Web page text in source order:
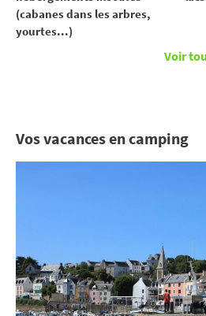
(cabanes dans les arbres,
yourtes...)
Voir
Vos vacances en camping